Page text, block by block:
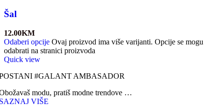
Šal
12.00KM
Odaberi opcije Ovaj proizvod ima više varijanti. Opcije se mogu
odabrati na stranici proizvoda
Quick view
#GALANT AMBASADOR
modu, pratiš modne trendove …
VIŠE